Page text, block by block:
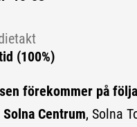
(100%)
förekommer på
Solna Centrum, Solna